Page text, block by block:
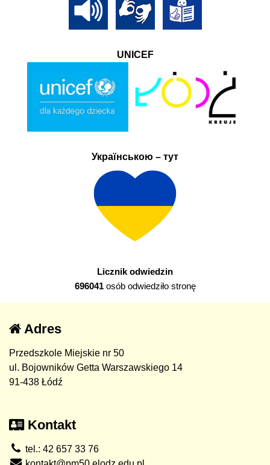
UNICEF
Українською – тут
Licznik odwiedzin
696041osób odwiedziło stronę
Adres
Przedszkole Miejskie nr 50
ul. Bojowników Getta Warszawskiego 14
91-438 Łódź
Kontakt
tel.: 42 657 33 76